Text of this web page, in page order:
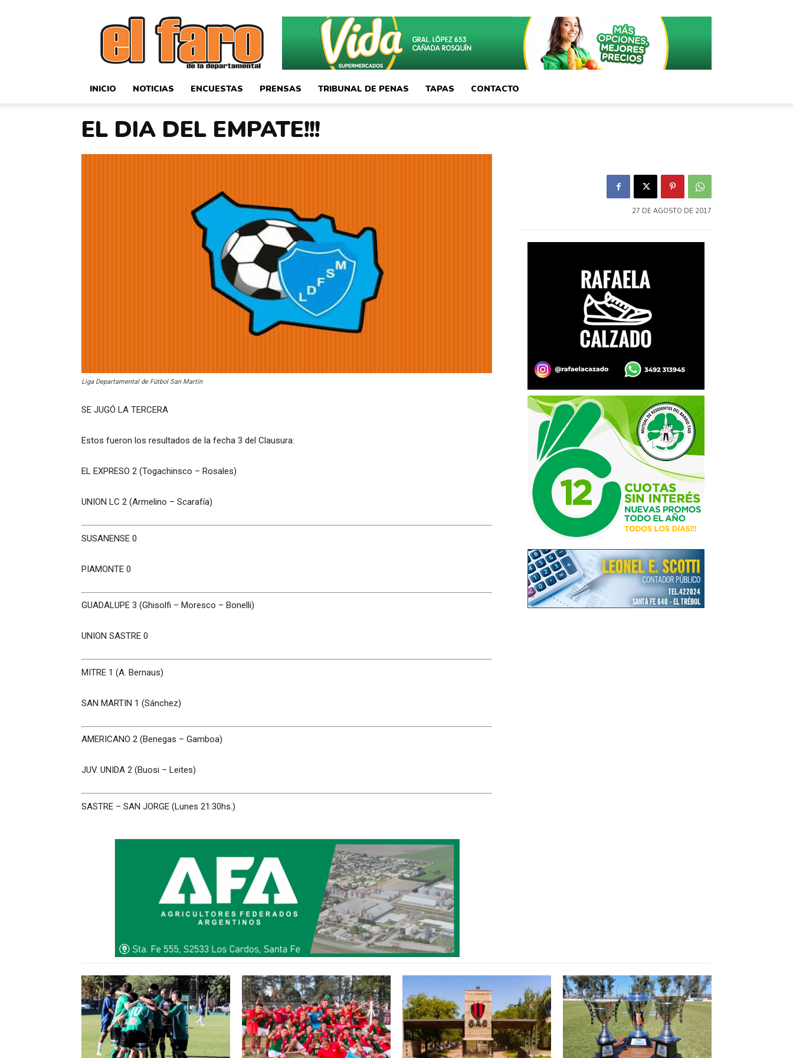
El
Faro
Deportivo
INICIO NOTICIAS ENCUESTAS PRENSAS TRIBUNAL DE PENAS TAPAS CONTACTO
EL DIA DEL EMPATE!!!
Liga Departamental de Fútbol San Martín
SE JUGÓ LA TERCERA
Estos fueron los resultados de la fecha 3 del Clausura:
EL EXPRESO 2 (Togachinsco – Rosales)
UNION LC 2 (Armelino – Scarafía)
SUSANENSE 0
PIAMONTE 0
GUADALUPE 3 (Ghisolfi – Moresco – Bonelli)
UNION SASTRE 0
MITRE 1 (A. Bernaus)
SAN MARTIN 1 (Sánchez)
AMERICANO 2 (Benegas – Gamboa)
JUV. UNIDA 2 (Buosi – Leites)
SASTRE – SAN JORGE (Lunes 21:30hs.)
27 DE AGOSTO DE 2017